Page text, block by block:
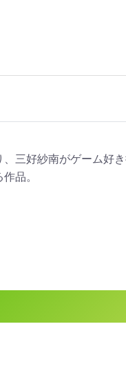
三好紗南がゲーム好
品。